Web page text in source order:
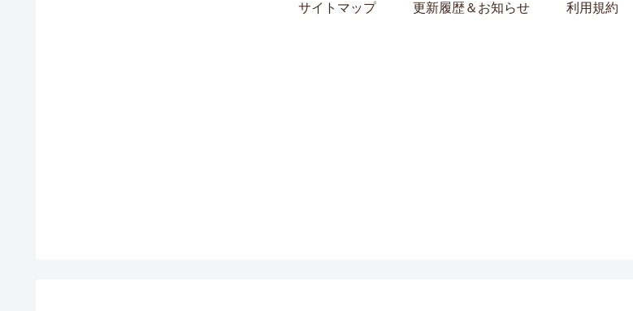
サイトマップ 更新履歴＆お知らせ 利用規約